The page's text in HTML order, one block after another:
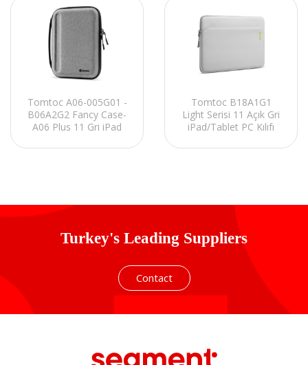
Tomtoc A06-005G01 -
B06A2G2 Fancy Case-
A06 Plus 11 Gri iPad
Tomtoc B18A1G1
Light Serisi 11 Açık Gri
iPad/Tablet PC Kılıfı
Turkey's Leading Suppliers
Contact